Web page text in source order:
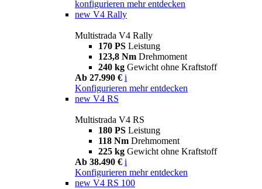
konfigurieren mehr entdecken
new V4 Rally
Multistrada V4 Rally
170 PS Leistung
123,8 Nm Drehmoment
240 kg Gewicht ohne Kraftstoff
Ab 27.990 € i
Konfigurieren mehr entdecken
new V4 RS
Multistrada V4 RS
180 PS Leistung
118 Nm Drehmoment
225 kg Gewicht ohne Kraftstoff
Ab 38.490 € i
Konfigurieren mehr entdecken
new V4 RS 100